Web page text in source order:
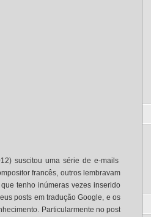
suscitou uma série de e-mails
francês, outros lembravam
tenho inúmeras vezes inserido
posts em tradução Google, e os
Particularmente no post